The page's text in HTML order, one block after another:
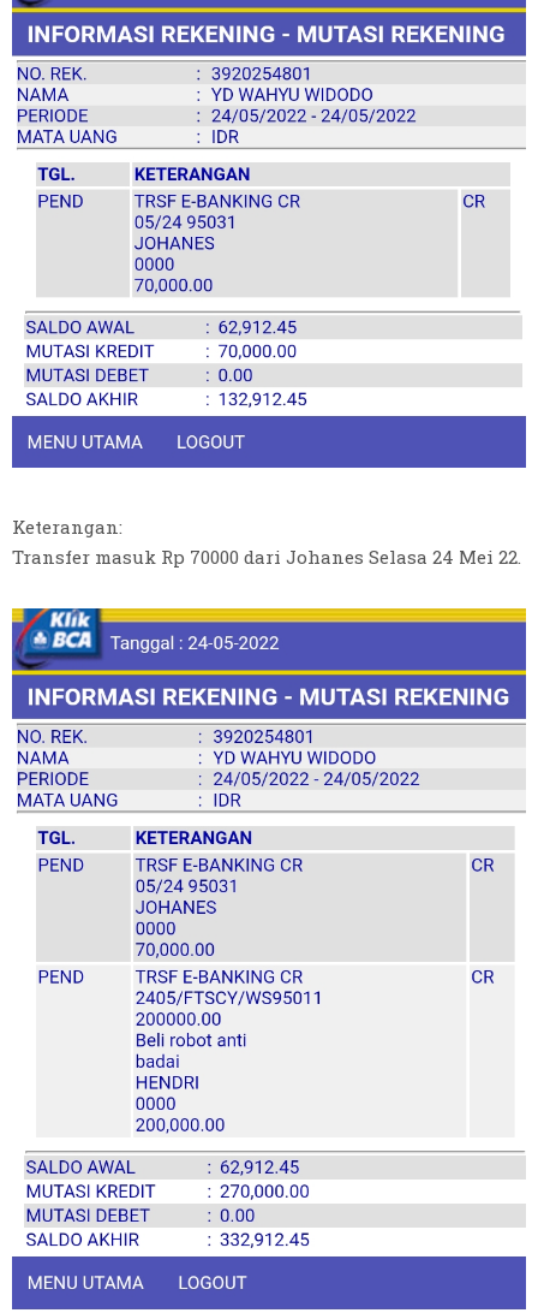
Keterangan:
Transfer masuk Rp 70000 dari Johanes Selasa 24 Mei 22.